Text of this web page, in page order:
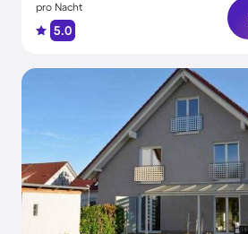
pro Nacht
5.0